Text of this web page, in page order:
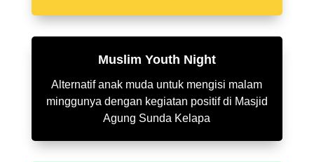
Muslim Youth Night
Alternatif anak muda untuk mengisi malam
minggunya dengan kegiatan positif di Masjid
Agung Sunda Kelapa